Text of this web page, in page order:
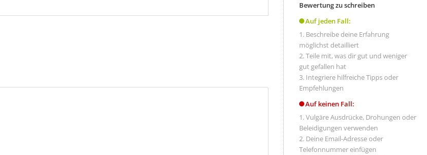
Bewertung zu schreiben
Auf jeden Fall:
Beschreibe deine Erfahrung
möglichst detailliert
Teile mit, was dir gut und weniger
gut gefallen hat
Integriere hilfreiche Tipps oder
Empfehlungen
Auf keinen Fall:
Vulgäre Ausdrücke, Drohungen oder
Beleidigungen verwenden
Deine Email-Adresse oder
Telefonnummer einfügen